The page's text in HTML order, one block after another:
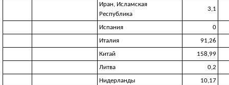
Иран, Исламская
Республика
3,1
Испания
0
Италия
91,26
Китай
158,99
Литва
0,2
Нидерланды
10,17